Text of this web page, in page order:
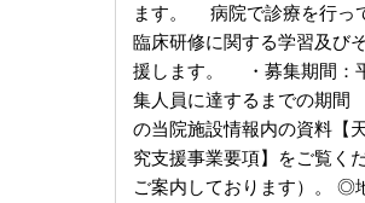
ます。 病院で診療を行っ
臨床研修に関する学習及び
援します。 ・募集期間：
集人員に達するまでの期
の当院施設情報内の資料【
究支援事業要項】をご覧く
ご案内しております）。 ◎